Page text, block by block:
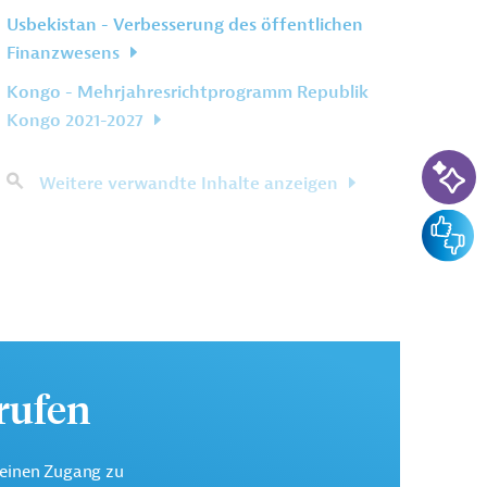
Usbekistan - Verbesserung des öffentlichen
Finanzwesens
Kongo - Mehrjahresrichtprogramm Republik
Kongo 2021-2027
Weitere verwandte Inhalte anzeigen
Zugang zu
KI-